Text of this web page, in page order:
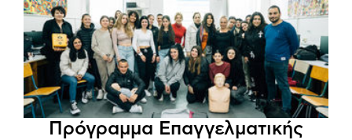
Πρόγραμμα Επαγγελματικής